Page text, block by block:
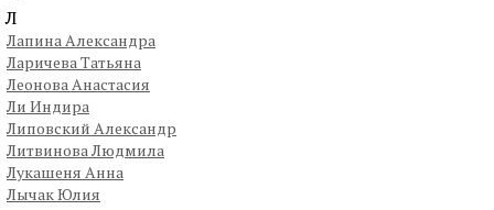
Л
Лапина Александра
Ларичева Татьяна
Леонова Анастасия
Ли Индира
Липовский Александр
Литвинова Людмила
Лукашеня Анна
Лычак Юлия